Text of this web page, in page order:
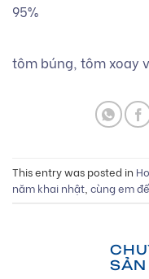
95%
tôm búng, tôm xoay
This entry was posted in
năm khai nhật cùng em
SẢN